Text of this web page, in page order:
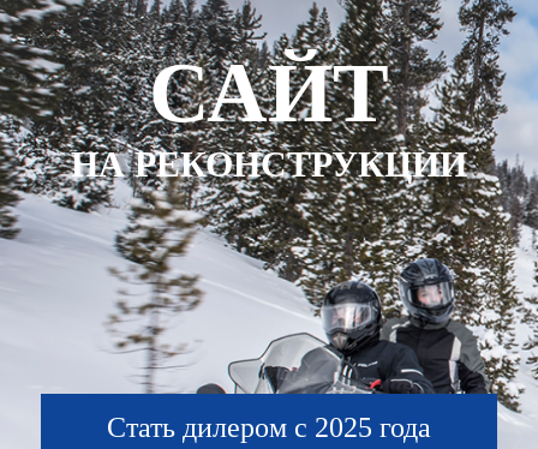
САЙТ
НА РЕКОНСТРУКЦИИ
Стать дилером с 2025 года